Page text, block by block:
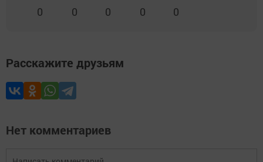
0 0 0 0 0
Расскажите друзьям
Нет комментариев